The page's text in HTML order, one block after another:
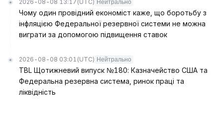
2026-08-08 13:17 (UTC) Нейтрально
Чому один провідний економіст каже, що боротьбу з
інфляцією Федеральної резервної системи не можна
виграти за допомогою підвищення ставок
2026-08-08 03:01 (UTC) Нейтрально
TBL Щотижневий випуск №180: Казначейство США та
Федеральна резервна система, ринок праці та
ліквідність